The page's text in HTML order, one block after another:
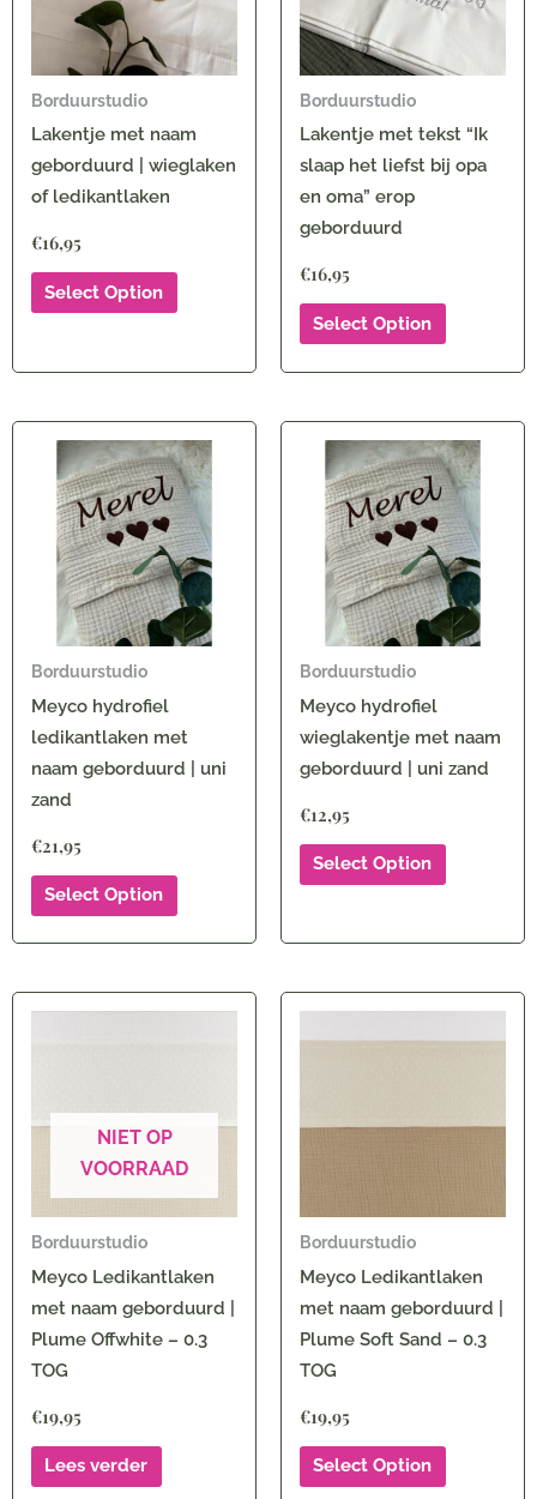
Borduurstudio
Lakentje met naam
geborduurd | wieglaken
of ledikantlaken
€16,95
Select Option
Borduurstudio
Lakentje met tekst “Ik
slaap het liefst bij opa
en oma” erop
geborduurd
€16,95
Select Option
Borduurstudio
Meyco hydrofiel
ledikantlaken met
naam geborduurd | uni
zand
€21,95
Select Option
Borduurstudio
Meyco hydrofiel
wieglakentje met naam
geborduurd | uni zand
€12,95
Select Option
NIET OP
VOORRAAD
Borduurstudio
Meyco Ledikantlaken
met naam geborduurd |
Plume Offwhite – 0.3
TOG
€19,95
Lees verder
Borduurstudio
Meyco Ledikantlaken
met naam geborduurd |
Plume Soft Sand – 0.3
TOG
€19,95
Select Option